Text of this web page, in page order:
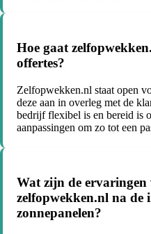
Hoe gaat
offertes?
Zelfopwekken.nl staat open
deze aan in overleg met de
bedrijf flexibel is en bereid is
aanpassingen om zo tot een
Wat zijn de
zelfopwekken.nl na de
zonnepanelen?